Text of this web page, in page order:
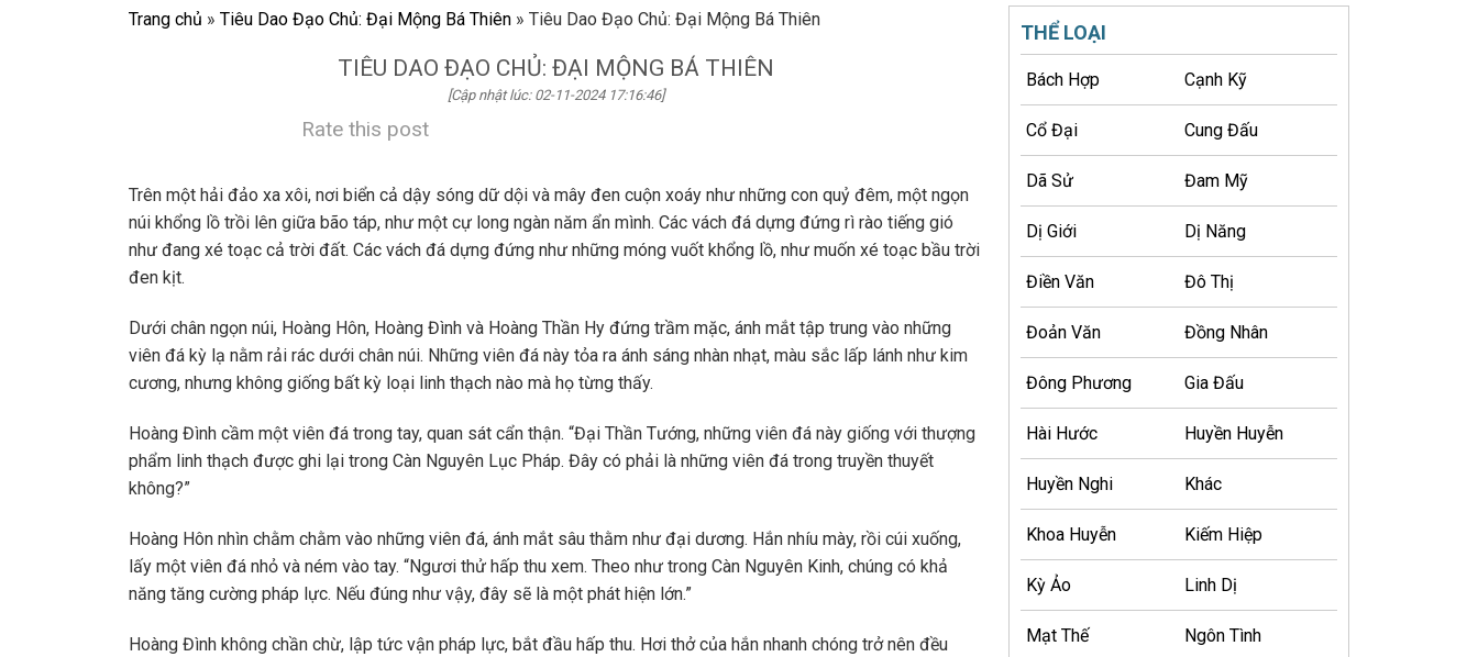
Trang chủ » Tiêu Dao Đạo Chủ: Đại Mộng Bá Thiên » Tiêu Dao Đạo Chủ: Đại Mộng Bá Thiên
TIÊU DAO ĐẠO CHỦ: ĐẠI MỘNG BÁ THIÊN
[Cập nhật lúc: 02-11-2024 17:16:46]
Rate this post
Trên một hải đảo xa xôi, nơi biển cả dậy sóng dữ dội và mây đen cuộn xoáy như những con quỷ đêm, một ngọn
núi khổng lồ trồi lên giữa bão táp, như một cự long ngàn năm ẩn mình. Các vách đá dựng đứng rì rào tiếng gió
như đang xé toạc cả trời đất. Các vách đá dựng đứng như những móng vuốt khổng lồ, như muốn xé toạc bầu trời
đen kịt.
Dưới chân ngọn núi, Hoàng Hôn, Hoàng Đình và Hoàng Thần Hy đứng trầm mặc, ánh mắt tập trung vào những
viên đá kỳ lạ nằm rải rác dưới chân núi. Những viên đá này tỏa ra ánh sáng nhàn nhạt, màu sắc lấp lánh như kim
cương, nhưng không giống bất kỳ loại linh thạch nào mà họ từng thấy.
Hoàng Đình cầm một viên đá trong tay, quan sát cẩn thận. “Đại Thần Tướng, những viên đá này giống với thượng
phẩm linh thạch được ghi lại trong Càn Nguyên Lục Pháp. Đây có phải là những viên đá trong truyền thuyết
không?”
Hoàng Hôn nhìn chằm chằm vào những viên đá, ánh mắt sâu thằm như đại dương. Hắn nhíu mày, rồi cúi xuống,
lấy một viên đá nhỏ và ném vào tay. “Ngươi thử hấp thu xem. Theo như trong Càn Nguyên Kinh, chúng có khả
năng tăng cường pháp lực. Nếu đúng như vậy, đây sẽ là một phát hiện lớn.”
Hoàng Đình không chần chừ, lập tức vận pháp lực, bắt đầu hấp thu. Hơi thở của hắn nhanh chóng trở nên đều
THỂ LOẠI
Bách Hợp Cạnh Kỹ
Cổ Đại Cung Đấu
Dã Sử Đam Mỹ
Dị Giới Dị Năng
Điền Văn Đô Thị
Đoản Văn Đồng Nhân
Đông Phương Gia Đấu
Hài Hước Huyền Huyễn
Huyền Nghi Khác
Khoa Huyễn Kiếm Hiệp
Kỳ Ảo Linh Dị
Mạt Thế Ngôn Tình